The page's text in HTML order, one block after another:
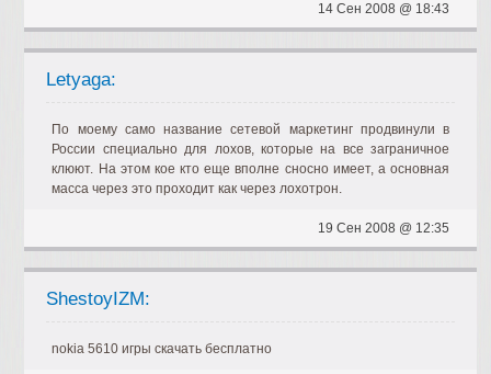
14 Сен 2008 @ 18:43
Letyaga:
По моему само название сетевой маркетинг продвинули в
России специально для лохов, которые на все заграничное
клюют. На этом кое кто еще вполне сносно имеет, а основная
масса через это проходит как через лохотрон.
19 Сен 2008 @ 12:35
ShestoyIZM:
nokia 5610 игры скачать бесплатно